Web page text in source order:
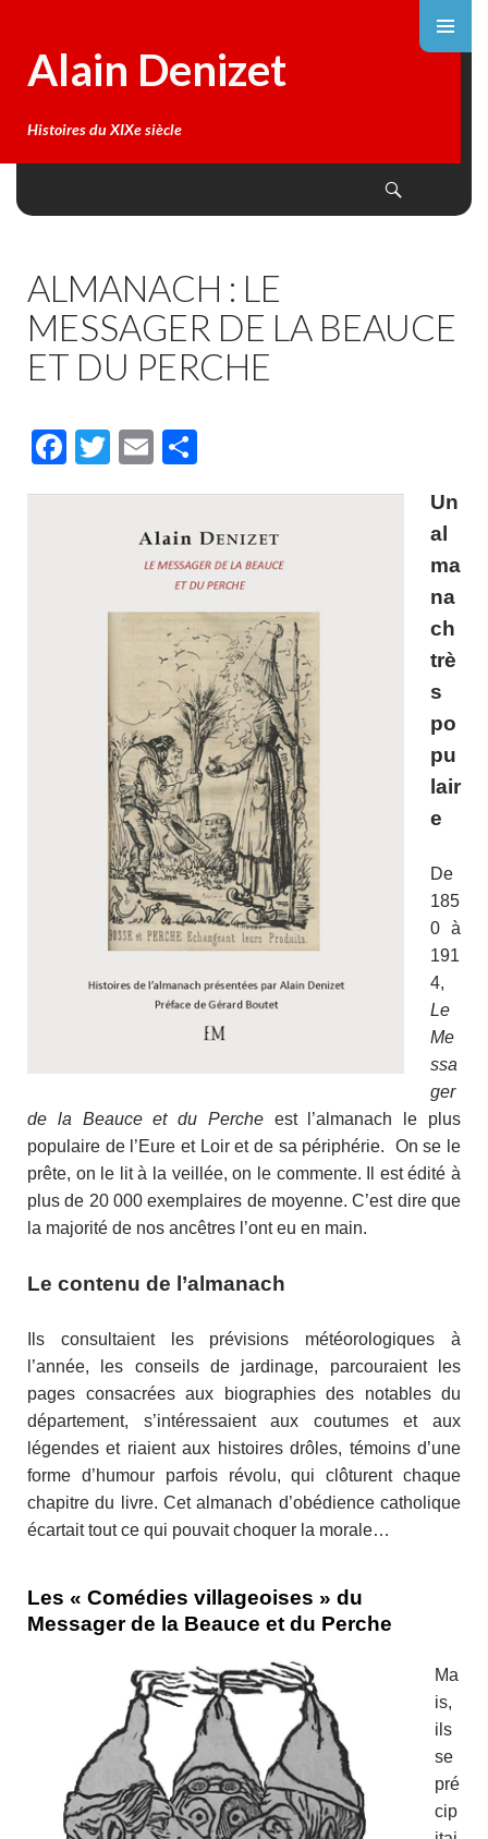
Alain Denizet
Histoires du XIXe siècle
ALMANACH : LE
MESSAGER DE LA BEAUCE
ET DU PERCHE
F
T
er
E
l
g
er
Un
al
ma
na
ch
trè
s
po
pu
lair
e
De
185
0 à
191
4,
Le
Me
ssa
ger
de la Beauce et du Percheest l’almanach le plus
populaire de l’Eure et Loir et de sa périphérie. On se le
prête, on le lit à la veillée, on le commente. Il est édité à
plus de 20 000 exemplaires de moyenne. C’est dire que
la majorité de nos ancêtres l’ont eu en main.
Le contenu de l’almanach
Ils consultaient les prévisions météorologiques à
l’année, les conseils de jardinage, parcouraient les
pages consacrées aux biographies des notables du
département, s’intéressaient aux coutumes et aux
légendes et riaient aux histoires drôles, témoins d’une
forme d’humour parfois révolu, qui clôturent chaque
chapitre du livre. Cet almanach d’obédience catholique
écartait tout ce qui pouvait choquer la morale…
Les « Comédies villageoises » du
Messager de la Beauce et du Perche
Ma
is,
ils
se
pré
cip